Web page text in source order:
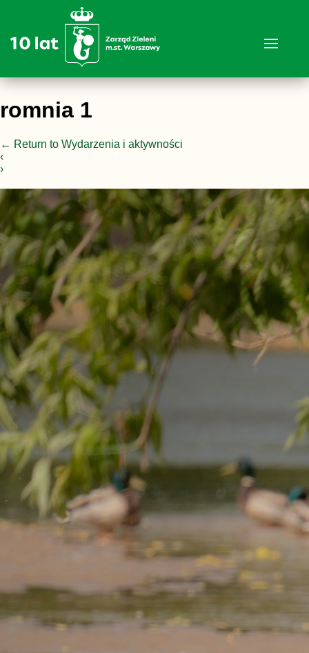
romnia 1
← Return to Wydarzenia i aktywności
‹
›